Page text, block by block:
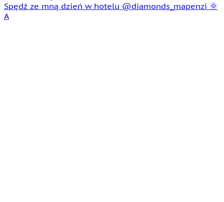
Spędź ze mną dzień w hotelu @diamonds_mapenzi 🌞
A